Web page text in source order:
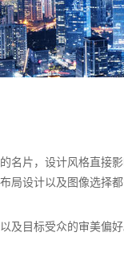
名片，设计风格直接
局设计以及图像选择
及目标受众的审美偏